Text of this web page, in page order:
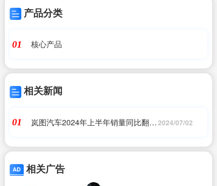
产品分类
01 核心产品
相关新闻
01
岚图汽车2024年上半年销量同比翻
2024/07/02
相关广告